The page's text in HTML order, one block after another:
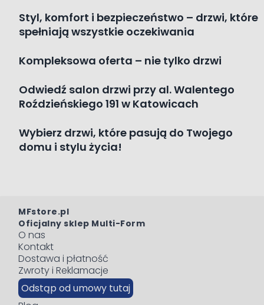
Styl, komfort i bezpieczeństwo – drzwi, które
spełniają wszystkie oczekiwania
Kompleksowa oferta – nie tylko drzwi
Odwiedź salon drzwi przy al. Walentego
Roździeńskiego 191 w Katowicach
Wybierz drzwi, które pasują do Twojego
domu i stylu życia!
MFstore.pl
Oficjalny sklep Multi-Form
O nas
Kontakt
Dostawa i płatność
Zwroty i Reklamacje
Odstąp od umowy tutaj